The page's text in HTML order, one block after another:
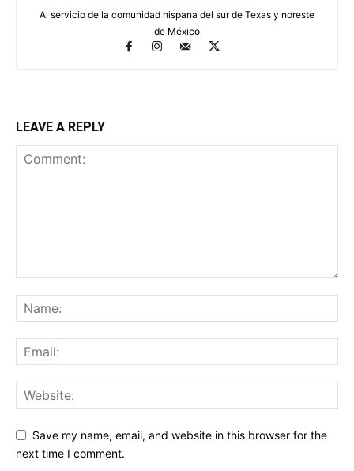
Al servicio de la comunidad hispana del sur de Texas y noreste
de México
LEAVE A REPLY
Save my name, email, and website in this browser for the
next time I comment.